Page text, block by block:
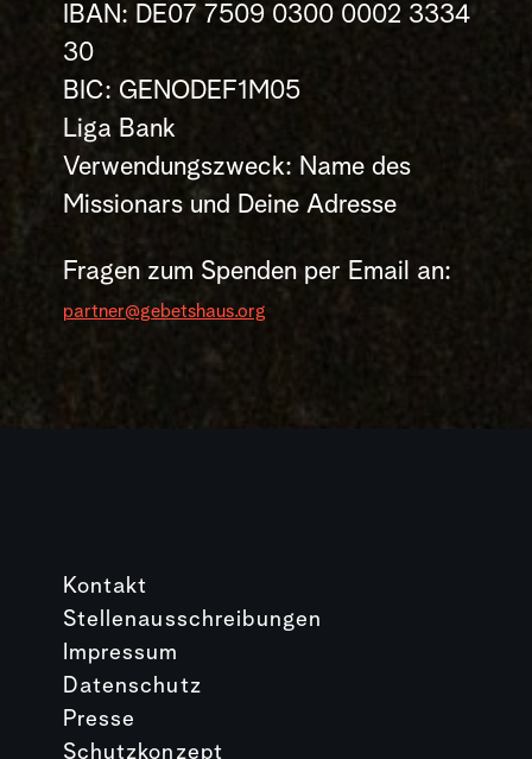
IBAN: DE07 7509 0300 0002 3334
30
BIC: GENODEF1M05
Liga Bank
Verwendungszweck: Name des
Missionars und Deine Adresse
Fragen zum Spenden per Email an:
partner@gebetshaus.org
Kontakt
Stellenausschreibungen
Impressum
Datenschutz
Presse
Schutzkonzept